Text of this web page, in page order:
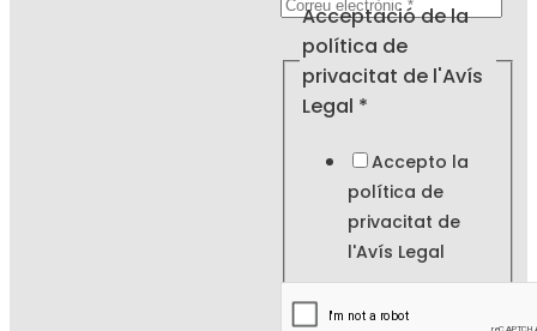
de
política
Correu
Acceptació de la
política de
privacitat de l'Avís
Legal *
Accepto la
política de
privacitat de
l'Avís Legal